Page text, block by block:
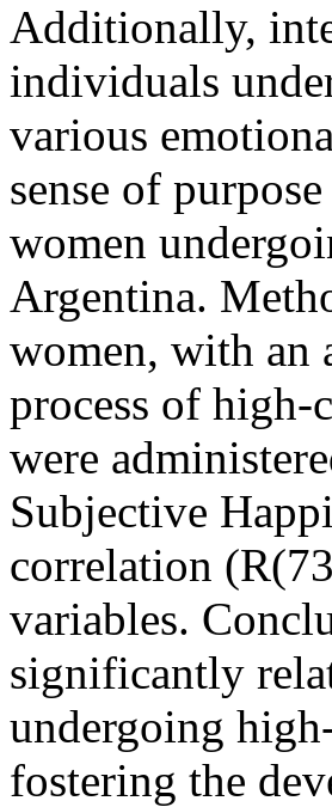
Additionally,
individuals
various
sense of
women
Argentina.
women, with an
process of
were
Subjective
correlation
variables.
significantly
undergoing
fostering the